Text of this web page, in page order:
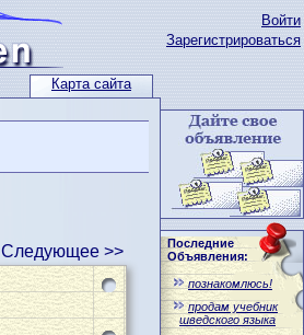
Карта сайта
Войти
Зарегистрироваться
Последние
Объявления:
познакомлюсь!
продам учебник
шведского языка
Следующее >>